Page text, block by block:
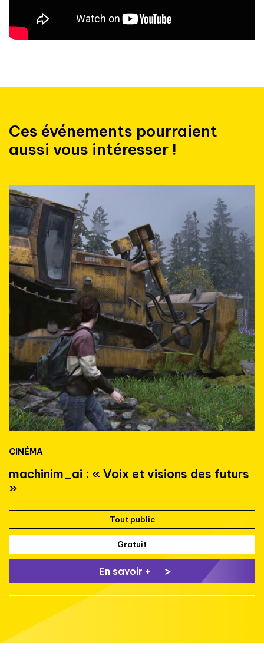
Ces événements pourraient
aussi vous intéresser !
CINÉMA
machinim_ai : « Voix et visions des futurs
»
Tout public
Gratuit
En savoir +